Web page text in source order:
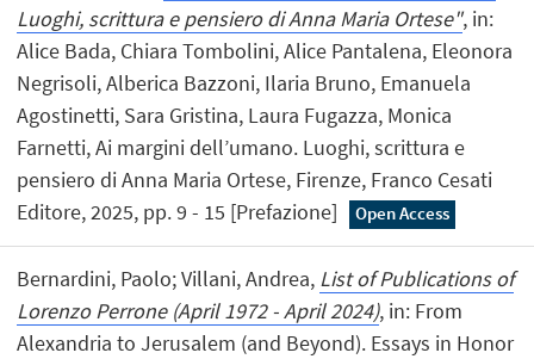
Luoghi, scrittura e pensiero di Anna Maria Ortese", in:
Alice Bada, Chiara Tombolini, Alice Pantalena, Eleonora
Negrisoli, Alberica Bazzoni, Ilaria Bruno, Emanuela
Agostinetti, Sara Gristina, Laura Fugazza, Monica
Farnetti, Ai margini dell’umano. Luoghi, scrittura e
pensiero di Anna Maria Ortese, Firenze, Franco Cesati
Editore, 2025, pp. 9 - 15 [Prefazione]
Open Access
Bernardini, Paolo; Villani, Andrea, List of Publications of
Lorenzo Perrone (April 1972 - April 2024), in: From
Alexandria to Jerusalem (and Beyond). Essays in Honor